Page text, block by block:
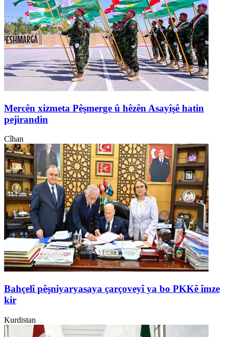
Mercên xizmeta Pêşmerge û hêzên Asayîşê hatin
pejirandin
Cîhan
Bahçelî pêşniyaryasaya çarçoveyî ya bo PKKê îmze
kir
Kurdistan